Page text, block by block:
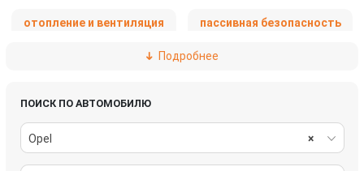
отопление и вентиляция пассивная безопасность
рулевое управление
салон
стеклоочистители
Подробнее
ПОИСК ПО АВТОМОБИЛЮ
×
Opel